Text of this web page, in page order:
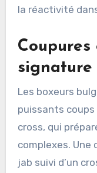
la réactivité
signature
Les boxeurs
puissants
cross, qui
complexes. Une
jab suivi d’un